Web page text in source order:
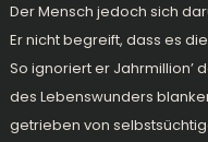
Der Mensch jedoch sich
Er nicht begreift, dass es
So ignoriert er Jahrmillion’
des Lebenswunders
getrieben von